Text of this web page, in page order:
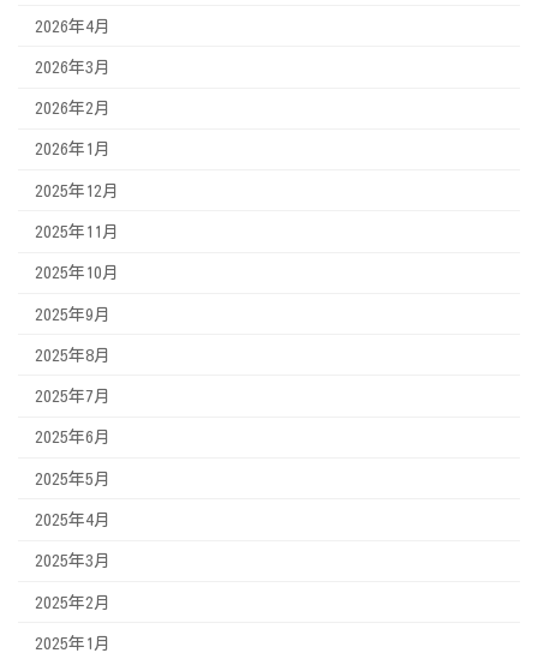
2026年4月
2026年3月
2026年2月
2026年1月
2025年12月
2025年11月
2025年10月
2025年9月
2025年8月
2025年7月
2025年6月
2025年5月
2025年4月
2025年3月
2025年2月
2025年1月